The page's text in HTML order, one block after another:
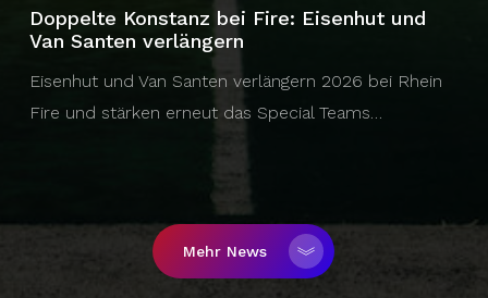
Doppelte Konstanz bei Fire: Eisenhut und
Van Santen verlängern
Eisenhut und Van Santen verlängern 2026 bei Rhein
Fire und stärken erneut das Special Teams…
Mehr News